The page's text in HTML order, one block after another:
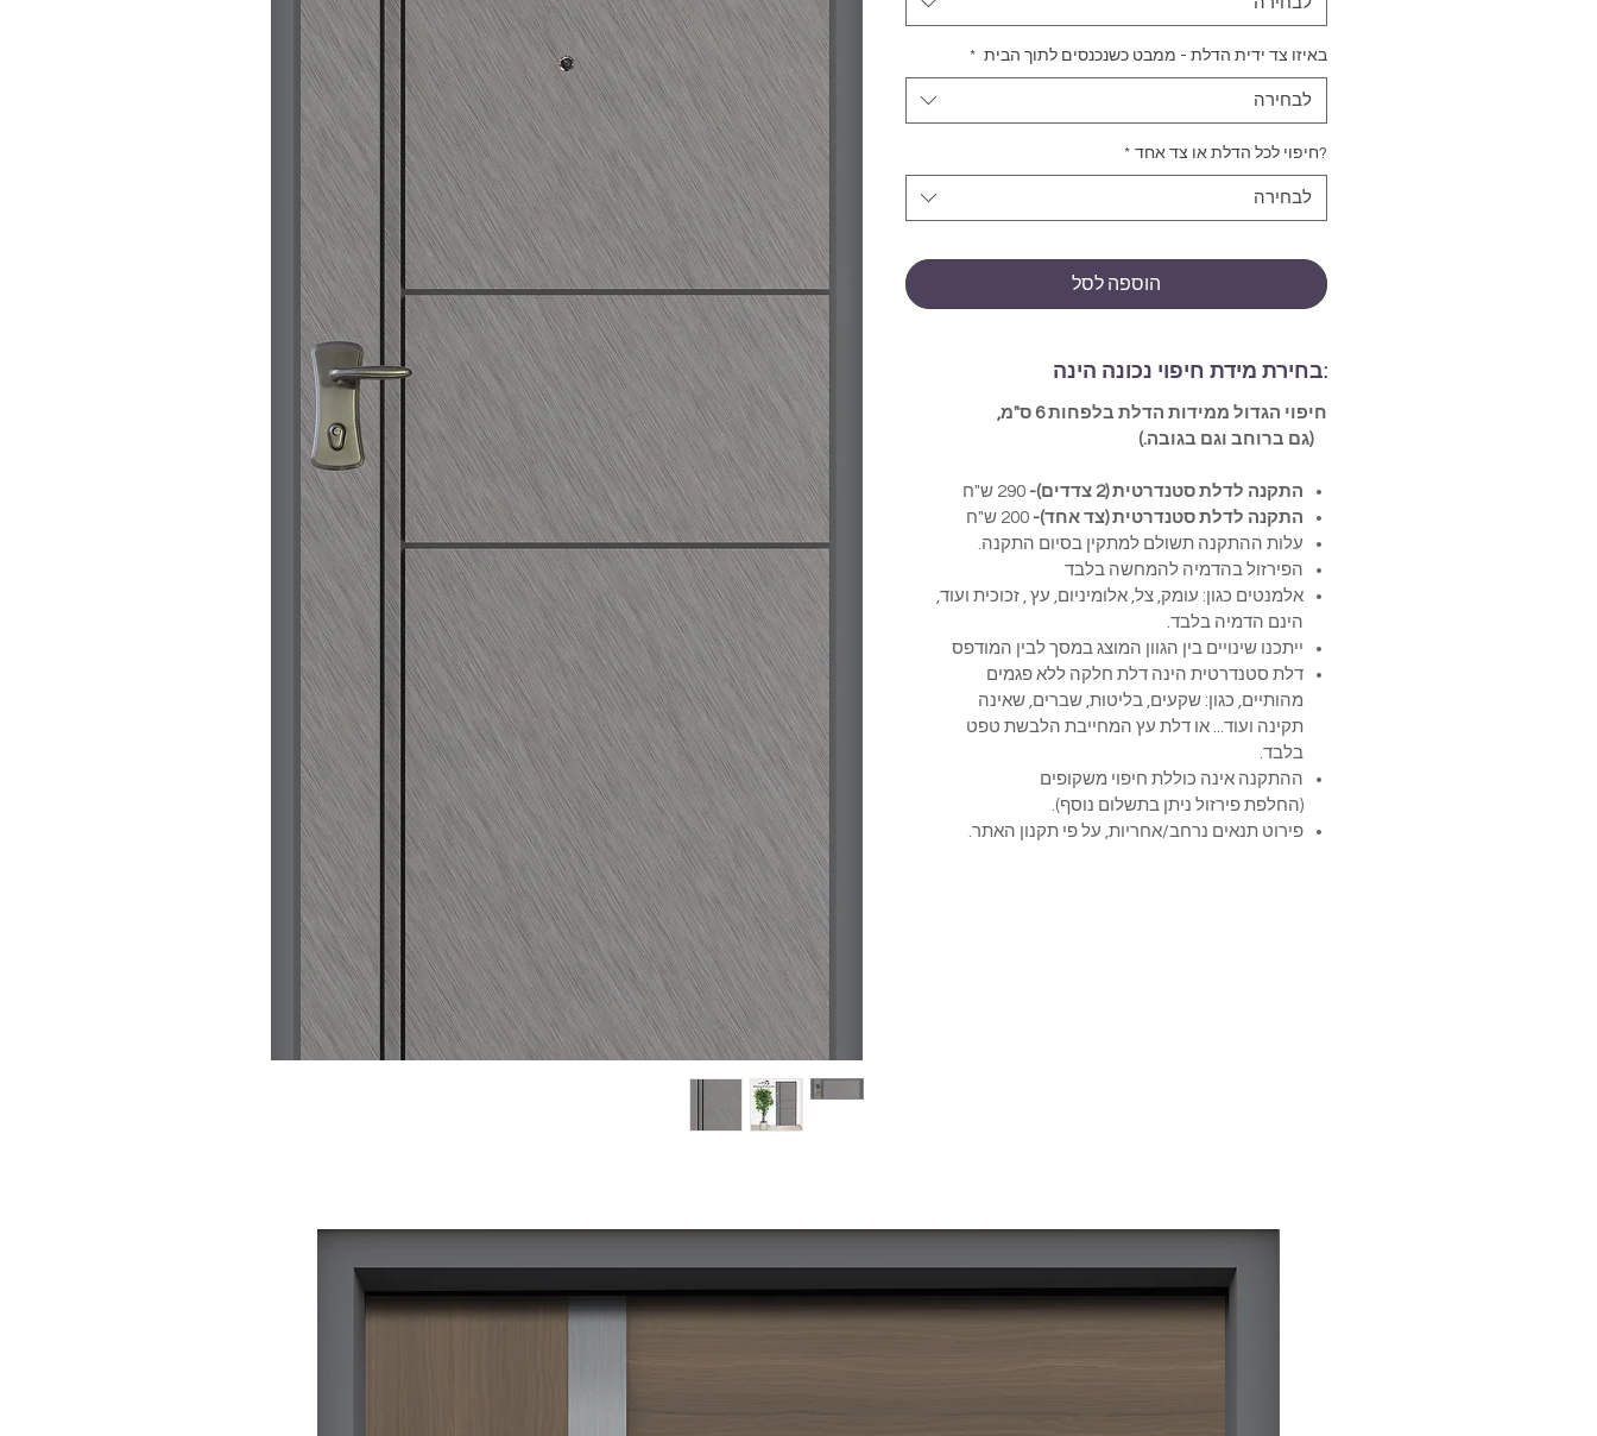
באיזו צד ידית הדלת - ממבט כשנכנסים לתוך הבית *
לבחירה
?חיפוי לכל הדלת או צד אחד *
לבחירה
הוספה לסל
:בחירת מידת חיפוי נכונה הינה
חיפוי הגדול ממידות הדלת בלפחות 6 ס"מ,
(גם ברוחב וגם בגובה.)
התקנה לדלת סטנדרטית (2 צדדים)-
התקנה לדלת סטנדרטית (צד אחד)- 200 ש"ח
עלות ההתקנה תשולם למתקין בסיום התקנה.
הפירזול בהדמיה להמחשה בלבד
אלמנטים כגון: עומק, צל, אלומיניום, עץ , זכוכית ועוד,
הינם הדמיה בלבד.
ייתכנו שינויים בין הגוון המוצג במסך לבין המודפס
דלת סטנדרטית הינה דלת חלקה ללא פגמים
מהותיים, כגון: שקעים, בליטות, שברים, שאינה
תקינה ועוד... או דלת עץ המחייבת הלבשת טפט
בלבד.
ההתקנה אינה כוללת חיפוי משקופים
(החלפת פירזול ניתן בתשלום נוסף).
פירוט תנאים נרחב/אחריות, על פי תקנון האתר.